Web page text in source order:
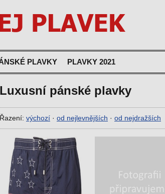
PLAVKY PLAVKY 2021
Luxusní pánské plavky
Řazení: výchozí · od nejlevnějších · od nejdražších